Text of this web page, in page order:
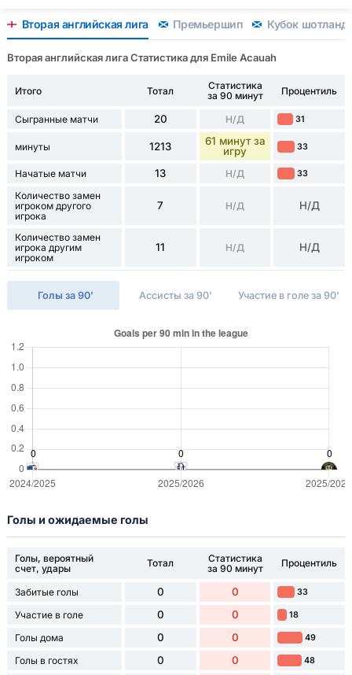
Вторая английская лига Премьершип Кубок
Вторая английская лига Статистика для Emile Acauah
Итого Тотал
Статистика
за 90 минут
Процентиль
Сыгранные матчи 20 Н/Д 31
минуты 1213
61 минут за
игру
33
Начатые матчи 13 Н/Д 33
Количество замен
игроком другого
игрока
7 Н/Д Н/Д
Количество замен
игрока другим
игроком
11 Н/Д Н/Д
Голы за 90' Ассисты за 90' Участие в голе за 90'
Голы и ожидаемые голы
Голы, вероятный
счет, удары
Тотал
Статистика
за 90 минут
Процентиль
Забитые голы 0 0 33
Участие в голе 0 0 18
Голы дома 0 0 49
Голы в гостях 0 0 48